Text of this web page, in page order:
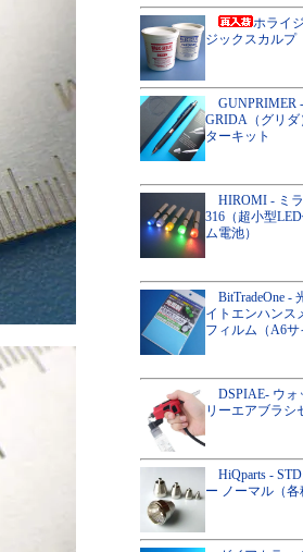
ホライ
ジックスカルプ
GUNPRIMER -
GRIDA（グリダ
ターキット
HIROMI - ミ
316（超小型
ム電池）
BitTradeOne -
イトエンハンス
フィルム（A6サ
DSPIAE- ウォ
リーエアブラシ
HiQparts -
ー ノーマル（各